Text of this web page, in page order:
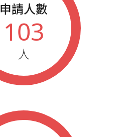
申請人數
103
人